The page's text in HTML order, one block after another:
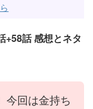
+58話 感想とネタ
今回は金持ち